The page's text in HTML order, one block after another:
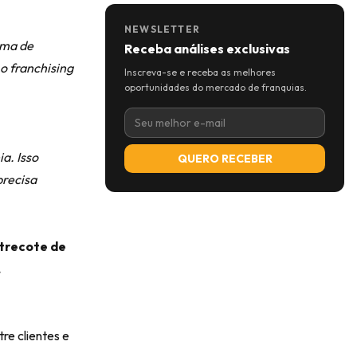
de
franchising
Isso
de
clientes e
NEWSLETTER
Receba análises exclusivas
Inscreva-se e receba as melhores
oportunidades do mercado de franquias.
QUERO RECEBER